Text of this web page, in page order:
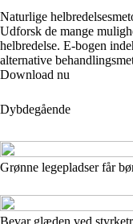
Naturlige
Udforsk de mange
helbredelse. E-bogen
alternative
Download nu
Dybdegående
Grønne legepladser får
Bevar glæden ved